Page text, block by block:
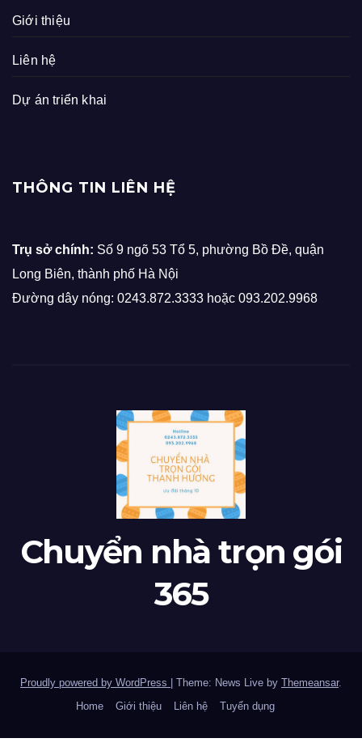
Giới thiệu
Liên hệ
Dự án triển khai
THÔNG TIN LIÊN HỆ
Trụ sở chính: Số 9 ngõ 53 Tổ 5, phường Bồ Đề, quận
Long Biên, thành phố Hà Nội
Đường dây nóng: 0243.872.3333 hoặc 093.202.9968
Chuyển nhà trọn gói
365
Proudly powered by WordPress Theme: News Live by Themeansar.
Home
Giới thiệu Liên hệ Tuyển dụng